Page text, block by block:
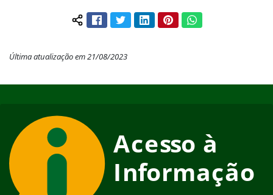
Compartilhar conteúdo:
FacebookTwitterLinkedInPinterestWhatsApp
Última atualização em 21/08/2023